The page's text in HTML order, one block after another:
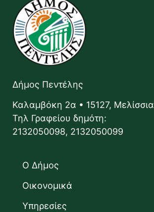
Δήμος Πεντέλης
Καλαμβόκη 2α • 15127, Μελίσσια
Τηλ Γραφείου δημότη:
2132050098, 2132050099
Ο Δήμος
Οικονομικά
Υπηρεσίες